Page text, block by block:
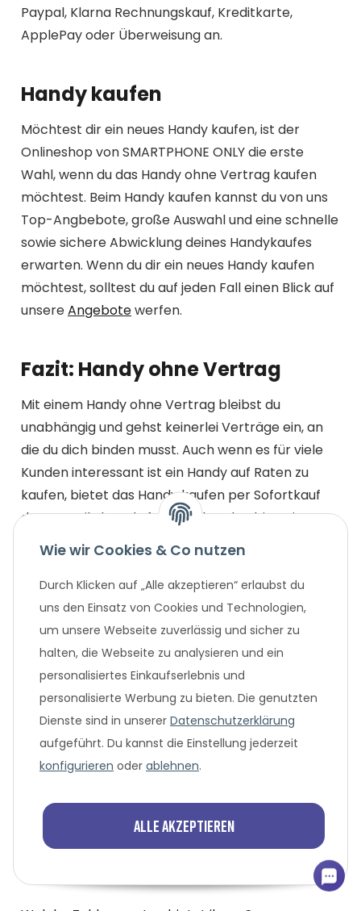
Paypal, Klarna Rechnungskauf, Kreditkarte,
ApplePay oder Überweisung an.
Handy kaufen
Möchtest dir ein neues Handy kaufen, ist der
Onlineshop von SMARTPHONE ONLY die erste
Wahl, wenn du das Handy ohne Vertrag kaufen
möchtest. Beim Handy kaufen kannst du von uns
Top-Angbebote, große Auswahl und eine schnelle
sowie sichere Abwicklung deines Handykaufes
erwarten. Wenn du dir ein neues Handy kaufen
möchtest, solltest du auf jeden Fall einen Blick auf
unsereAngebotewerfen.
Fazit: Handy ohne Vertrag
Mit einem Handy ohne Vertrag bleibst du
unabhängig und gehst keinerlei Verträge ein, an
die du dich binden musst. Auch wenn es für viele
Kunden interessant ist ein Handy auf Raten zu
kaufen, bietet das Handy kaufen per Sofortkauf
den Vorteil, dass du frei ungebunden bist. Die
Bezahlung erfolgt mit seriösen und sicheren
bezahlst einmalig den Kaufpreis und kannst das
Handy günstig kaufen, ohne weitere
Verpflichtungen einzugehen.
Häufige Fragen zur Handy-
Finanzierung bei SMARTPHONE
ONLY
Sind eure Handys Neuware?
Wie wir Cookies & Co nutzen
Durch Klicken auf „Alle akzeptieren“ erlaubst du
uns den Einsatz von Cookies und Technologien,
um unsere Webseite zuverlässig und sicher zu
halten, die Webseite zu analysieren und ein
personalisiertes Einkaufserlebnis und
personalisierte Werbung zu bieten. Die genutzten
Dienste sind in unserer Datenschutzerklärung
aufgeführt. Du kannst die Einstellung jederzeit
konfigurieren oder ablehnen.
Alle akzeptieren